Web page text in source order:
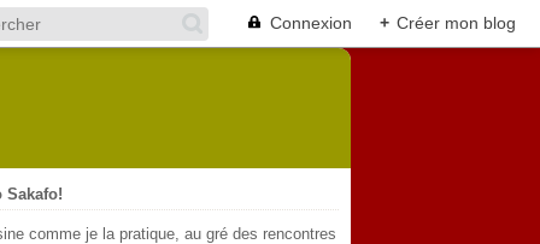
Connexion + Créer mon blog
Sakafo!
comme je la pratique, au gré des rencontres